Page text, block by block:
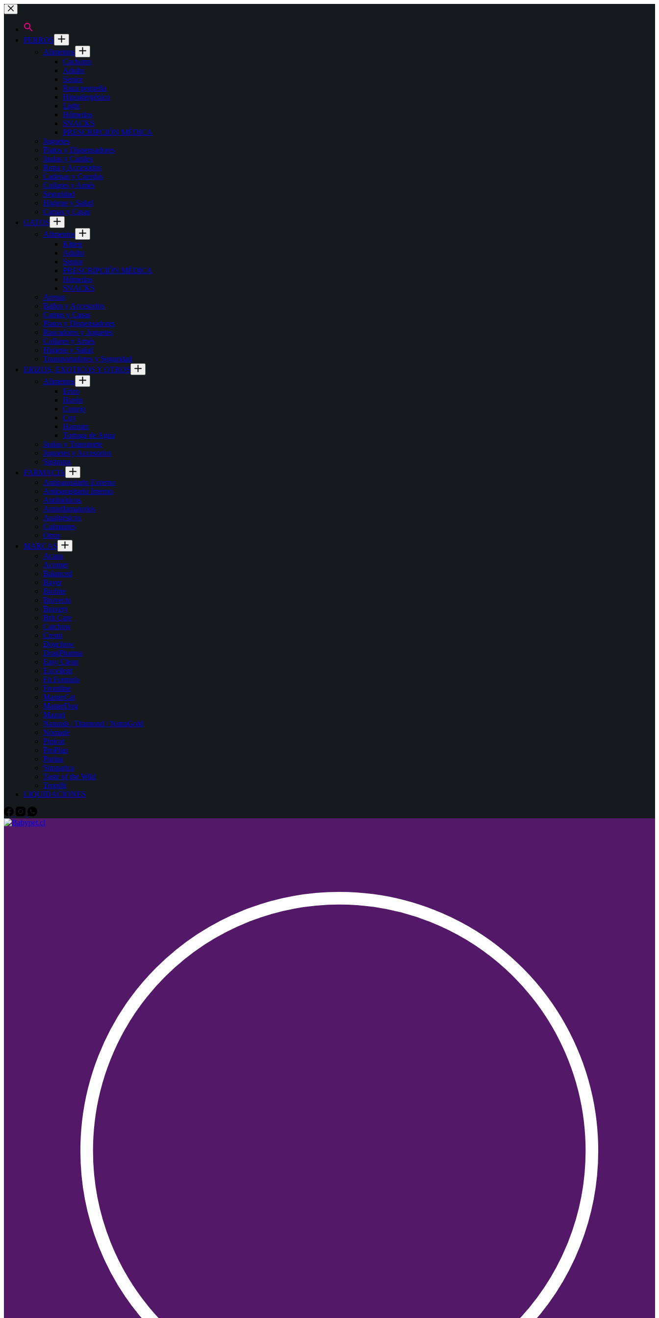
Saltar
al
contenido
PERROS
Alimentos
Cachorro
Adulto
Senior
Raza pequeña
Hipoalergénico
Light
Húmedos
SNACKS
PRESCRIPCIÓN MÉDICA
Juguetes
Platos y Dispensadores
Jaulas y Caniles
Ropa y Accesorios
Cadenas y Cuerdas
Collares y Arnés
Seguridad
Higiene y Salud
Camas y Casas
GATOS
Alimentos
Kitten
Adulto
Senior
PRESCRIPCIÓN MÉDICA
Húmedos
SNACKS
Arenas
Baños y Accesorios
Camas y Casas
Platos y Dispensadores
Rascadores y Juguetes
Collares y Arnés
Higiene y Salud
Transportadores y Seguridad
ERIZOS, EXOTICOS Y OTROS
Alimentos
Erizo
Hurón
Conejo
Cuy
Hamster
Tortuga de Agua
Jaulas y Transporte
Juguetes y Accesorios
Sustratos
FARMACIA
Antiparasitario Externo
Antiparasitario Interno
Antibióticos
Antinflamatorios
Analgésicos
Calmantes
Otros
MARCAS
Acana
Acomer
Balanced
Bayer
Bioline
Bravecto
Bravery
Brit Care
Catchow
Cremi
Dogchow
DragPharma
Easy Clean
Excellent
Fit Formula
Frontline
MasterCat
MasterDog
Mazuri
Naturals / Diamond / NutraGold
Nómade
Pipicat
ProPlan
Purina
Simparica
Taste of the Wild
Tropifit
LIQUIDACIONES